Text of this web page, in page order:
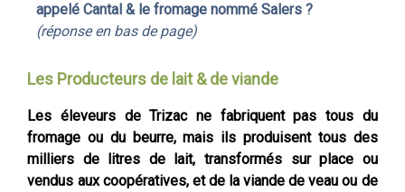
appelé Cantal & le fromage nommé Salers ?
(réponse en bas de page)
Les Producteurs de lait & de viande
Les éleveurs de Trizac ne fabriquent pas tous du
fromage ou du beurre, mais ils produisent tous des
milliers de litres de lait, transformés sur place ou
vendus aux coopératives, et de la viande de veau ou de